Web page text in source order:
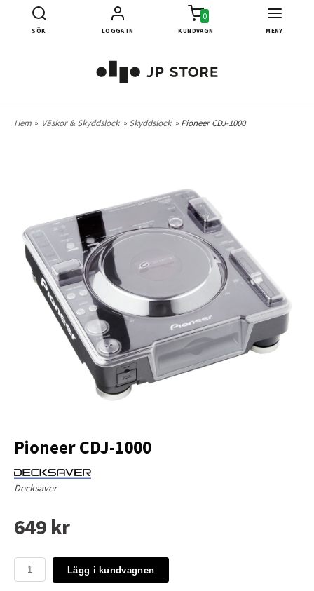
SÖK LOGGA IN
0
KUNDVAGN MENY
Hem » Väskor & Skyddslock » Skyddslock » Pioneer CDJ-1000
Pioneer CDJ-1000
Decksaver
649 kr
Lägg i kundvagnen